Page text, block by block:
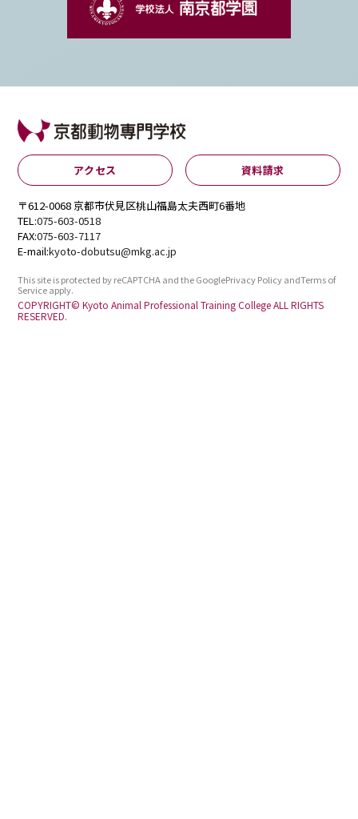
アクセス 資料請求
〒612-0068 京都市伏見区桃山福島太夫西町6番地
TEL:075-603-0518
FAX:075-603-7117
E-mail:kyoto-dobutsu@mkg.ac.jp
This site is protected by reCAPTCHA and the GooglePrivacy PolicyandTerms of
Serviceapply.
COPYRIGHT© Kyoto Animal Professional Training College ALL RIGHTS
RESERVED.